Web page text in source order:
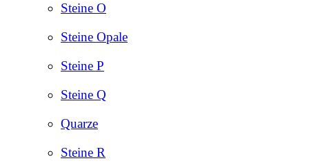
Steine O
Steine Opale
Steine P
Steine Q
Quarze
Steine R